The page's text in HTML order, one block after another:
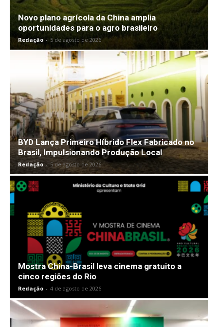
Novo plano agrícola da China amplia
oportunidades para o agro brasileiro
Redação - 5 de agosto de 2026
BYD Lança Primeiro Híbrido Flex Fabricado no
Brasil, Impulsionando Produção Local
Redação - 5 de agosto de 2026
Mostra China-Brasil leva cinema gratuito a
cinco regiões do Rio
Redação - 4 de agosto de 2026